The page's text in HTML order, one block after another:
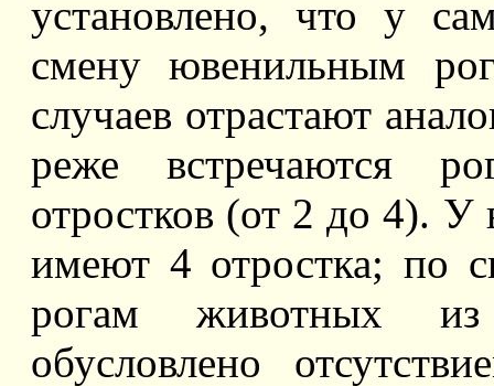
установлено, что у
смену ювенильным
случаев отрастают
реже встречаются
отростков (от 2 до 4). У
имеют 4 отростка; по
рогам животных
обусловлено